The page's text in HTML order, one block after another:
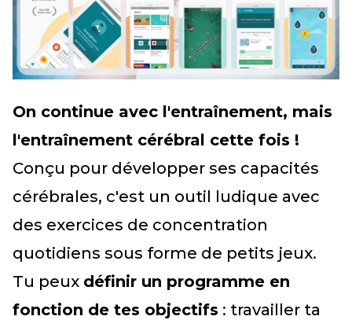
On continue avec l'entraînement, mais
l'entraînement cérébral cette fois !
Conçu pour développer ses capacités
cérébrales, c'est un outil ludique avec
des exercices de concentration
quotidiens sous forme de petits jeux.
Tu peux définir un programme en
fonction de tes objectifs : travailler ta